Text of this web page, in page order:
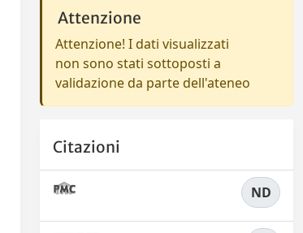
Attenzione
Attenzione! I dati visualizzati
non sono stati sottoposti a
validazione da parte dell'ateneo
Citazioni
ND